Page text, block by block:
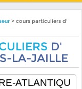
> cours particuliers d'
D'
LA-JAILLE